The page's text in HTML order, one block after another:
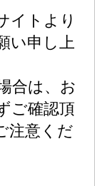
イトより
い申し上
合は、お
ご確認頂
注意くだ